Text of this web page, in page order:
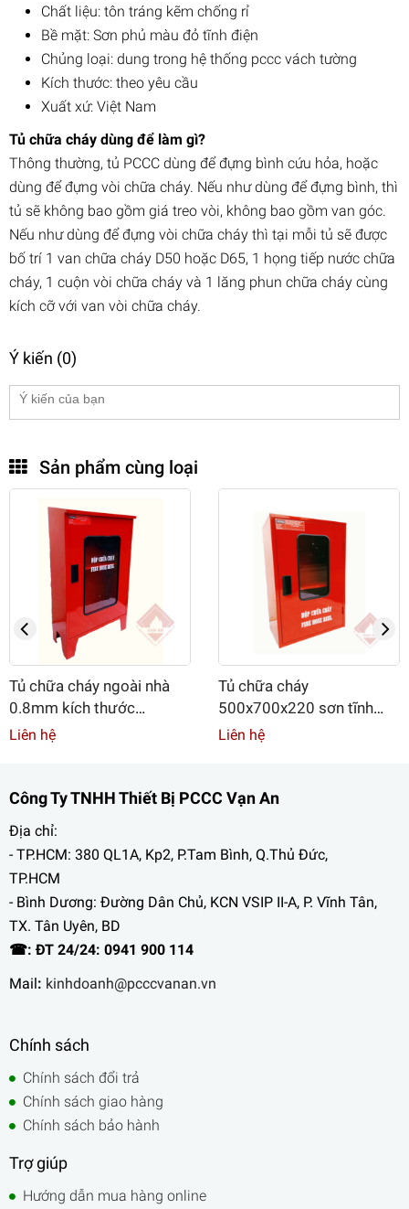
Chất liệu: tôn tráng kẽm chống rỉ
Bề mặt: Sơn phủ màu đỏ tĩnh điện
Chủng loại: dung trong hệ thống pccc vách tường
Kích thước: theo yêu cầu
Xuất xứ: Việt Nam
Tủ chữa cháy dùng để làm gì?
Thông thường, tủ PCCC dùng để đựng bình cứu hỏa, hoặc
dùng để đựng vòi chữa cháy. Nếu như dùng để đựng bình, thì
tủ sẽ không bao gồm giá treo vòi, không bao gồm van góc.
Nếu như dùng để đựng vòi chữa cháy thì tại mỗi tủ sẽ được
bố trí 1 van chữa cháy D50 hoặc D65, 1 họng tiếp nước chữa
cháy, 1 cuộn vòi chữa cháy và 1 lăng phun chữa cháy cùng
kích cỡ với van vòi chữa cháy.
Ý kiến (0)
Sản phẩm cùng loại
Tủ chữa cháy ngoài nhà
0.8mm kích thước
500x700x220 sơn tĩnh
Liên hệ
Tủ chữa cháy
500x700x220 sơn tĩnh
điện màu đỏ
Liên hệ
Công Ty TNHH Thiết Bị PCCC Vạn An
Địa chỉ:
- TP.HCM: 380 QL1A, Kp2, P.Tam Bình, Q.Thủ Đức,
TP.HCM
- Bình Dương: Đường Dân Chủ, KCN VSIP II-A, P. Vĩnh Tân,
TX. Tân Uyên, BD
☎: ĐT 24/24: 0941 900 114
Mail : kinhdoanh@pcccvanan.vn
Chính sách
Chính sách đổi trả
Chính sách giao hàng
Chính sách bảo hành
Trợ giúp
Hướng dẫn mua hàng online